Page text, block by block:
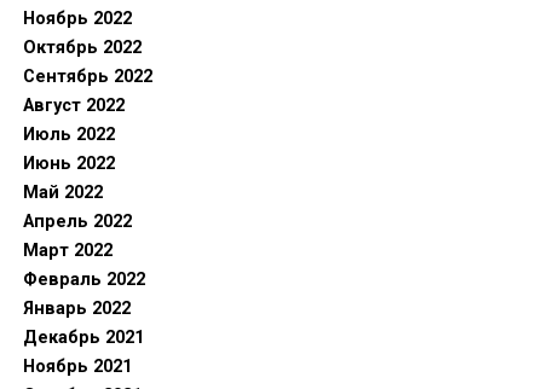
Ноябрь 2022
Октябрь 2022
Сентябрь 2022
Август 2022
Июль 2022
Июнь 2022
Май 2022
Апрель 2022
Март 2022
Февраль 2022
Январь 2022
Декабрь 2021
Ноябрь 2021